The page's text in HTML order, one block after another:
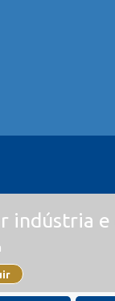
indústria